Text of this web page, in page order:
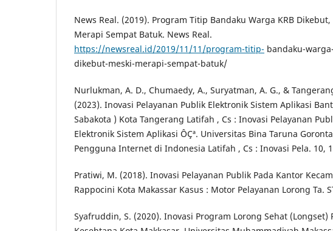
News Real. (2019). Program Titip Bandaku Warga KRB Dikebut,
Merapi Sempat Batuk. News Real.
https://newsreal.id/2019/11/11/program-titip- bandaku-
dikebut-meski-merapi-sempat-batuk/
Nurlukman, A. D., Chumaedy, A., Suryatman, A. G., &
(2023). Inovasi Pelayanan Publik Elektronik Sistem Aplikasi
Sabakota ) Kota Tangerang Latifah , Cs : Inovasi Pelayanan
Elektronik Sistem Aplikasi ÔÇª. Universitas Bina Taruna
Pengguna Internet di Indonesia Latifah , Cs : Inovasi Pela. 10,
Pratiwi, M. (2018). Inovasi Pelayanan Publik Pada Kantor
Rappocini Kota Makassar Kasus : Motor Pelayanan Lorong Ta.
Syafruddin, S. (2020). Inovasi Program Lorong Sehat (Longset)